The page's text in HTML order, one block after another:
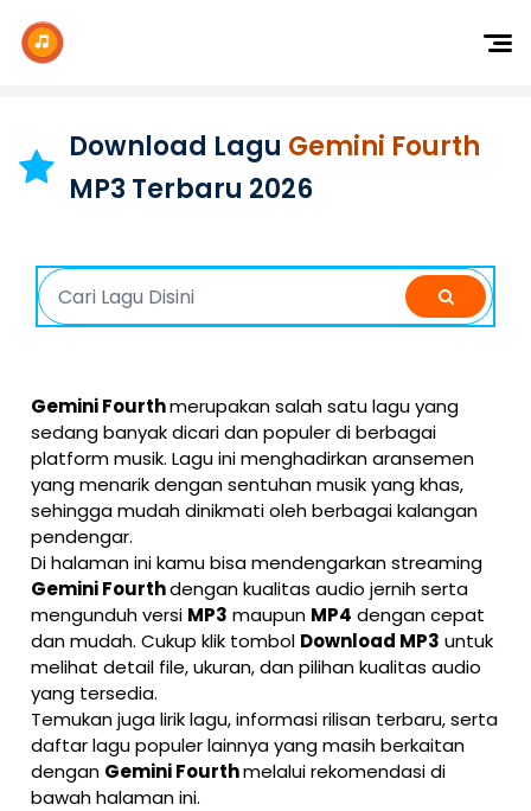
Dangdut
Barat
Download Lagu Gemini Fourth
MP3 Terbaru 2026
Gemini Fourthmerupakan salah satu lagu yang
sedang banyak dicari dan populer di berbagai
platform musik. Lagu ini menghadirkan aransemen
yang menarik dengan sentuhan musik yang khas,
sehingga mudah dinikmati oleh berbagai kalangan
pendengar.
Di halaman ini kamu bisa mendengarkan streaming
Gemini Fourthdengan kualitas audio jernih serta
mengunduh versi MP3 maupun MP4 dengan cepat
dan mudah. Cukup klik tombol Download MP3 untuk
melihat detail file, ukuran, dan pilihan kualitas audio
yang tersedia.
Temukan juga lirik lagu, informasi rilisan terbaru, serta
daftar lagu populer lainnya yang masih berkaitan
dengan Gemini Fourthmelalui rekomendasi di
bawah halaman ini.